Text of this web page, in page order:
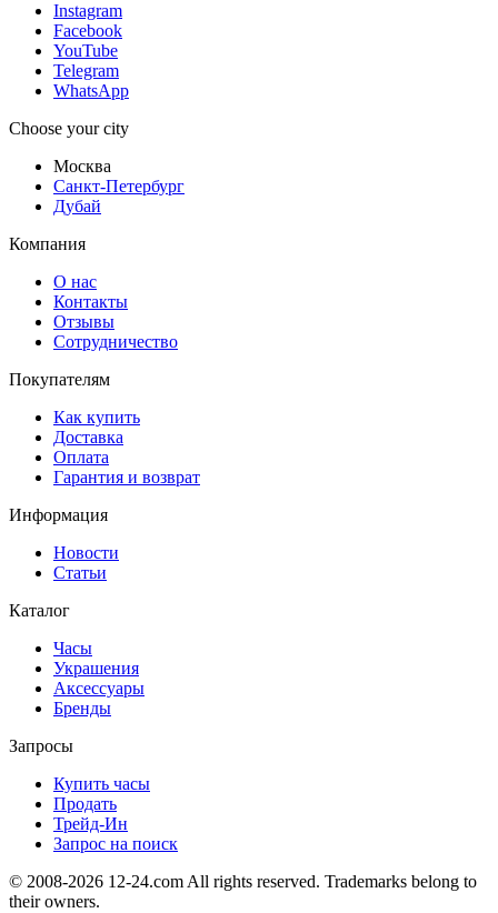
Instagram
Facebook
YouTube
Telegram
WhatsApp
Choose your city
Москва
Санкт-Петербург
Дубай
Компания
О нас
Контакты
Отзывы
Сотрудничество
Покупателям
Как купить
Доставка
Оплата
Гарантия и возврат
Информация
Новости
Статьи
Каталог
Часы
Украшения
Аксессуары
Бренды
Запросы
Купить часы
Продать
Трейд-Ин
Запрос на поиск
© 2008-2026 12-24.com All rights reserved. Trademarks belong to
their owners.